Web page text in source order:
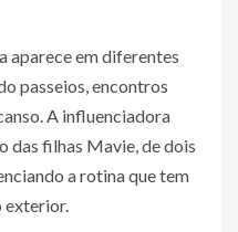
aparece em diferentes
passeios, encontros
A influenciadora
das filhas Mavie, de dois
a rotina que tem
exterior.